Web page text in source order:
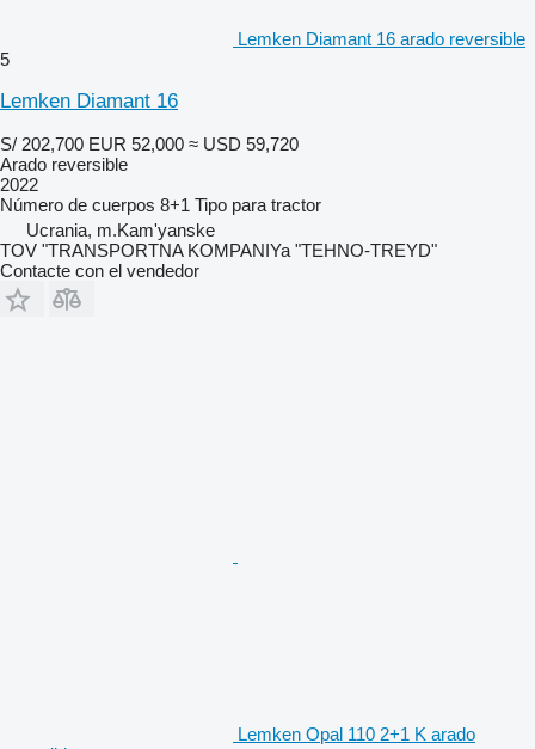
Lemken Diamant 16 arado reversible
5
Lemken Diamant 16
S/ 202,700 EUR 52,000 ≈ USD 59,720
Arado reversible
2022
Número de cuerpos 8+1 Tipo para tractor
Ucrania, m.Kam'yanske
TOV "TRANSPORTNA KOMPANIYa "TEHNO-TREYD"
Contacte con el vendedor
Lemken Opal 110 2+1 K arado